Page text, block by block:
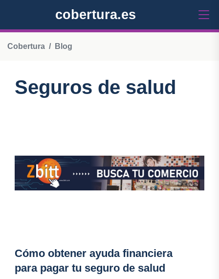
cobertura.es
Cobertura Blog
Seguros de salud
Cómo obtener ayuda financiera
para pagar tu seguro de salud